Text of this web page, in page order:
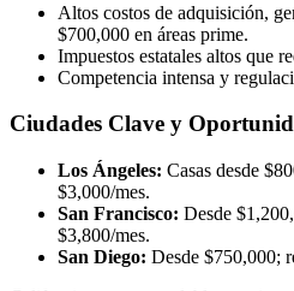
Altos costos de adquisición,
$700,000 en áreas prime.
Impuestos estatales altos que
Competencia intensa y
Ciudades Clave y
Los Ángeles: Casas desde
$3,000/mes.
San Francisco: Desde
$3,800/mes.
San Diego: Desde $750,000;